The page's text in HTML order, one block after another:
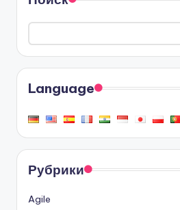
Language
Рубрики
Agile